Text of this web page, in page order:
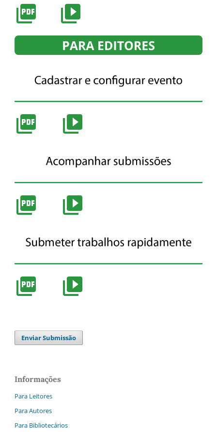
Enviar Submissão
Informações
Para Leitores
Para Autores
Para Bibliotecários